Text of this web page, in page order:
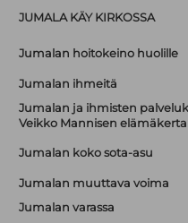
JUMALA KÄY KIRKOSSA
Jumalan hoitokeino huolille
Jumalan ihmeitä
Jumalan ja ihmisten
Veikko Mannisen elämäkerta
Jumalan koko sota-asu
Jumalan muuttava voima
Jumalan varassa